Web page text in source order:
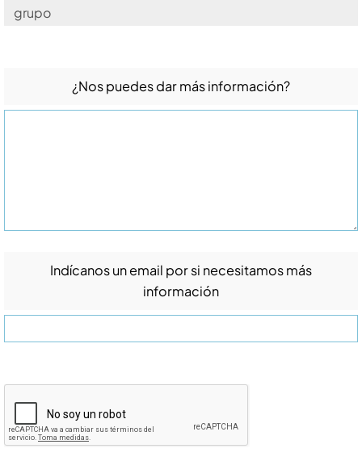
¿Nos puedes dar más información?
Indícanos un email por si necesitamos más
información